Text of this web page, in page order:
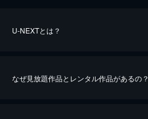
U-NEXTとは？
なぜ見放題作品とレンタル作品があるの？